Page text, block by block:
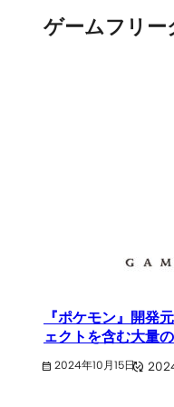
ゲームフリー
『ポケモン』開発
ェクトを含む大量
2024年10月15日